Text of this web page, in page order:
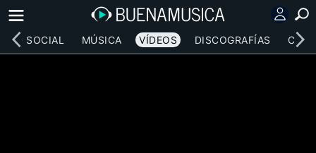
RED SOCIAL MÚSICA VÍDEOS DISCOGRAFÍAS